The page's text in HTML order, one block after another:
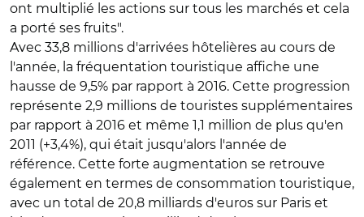
ont multiplié les actions sur tous les marchés et cela
a porté ses fruits".
Avec 33,8 millions d'arrivées hôtelières au cours de
l'année, la fréquentation touristique affiche une
hausse de 9,5% par rapport à 2016. Cette progression
représente 2,9 millions de touristes supplémentaires
par rapport à 2016 et même 1,1 million de plus qu'en
2011 (+3,4%), qui était jusqu'alors l'année de
référence. Cette forte augmentation se retrouve
également en termes de consommation touristique,
avec un total de 20,8 milliards d'euros sur Paris et